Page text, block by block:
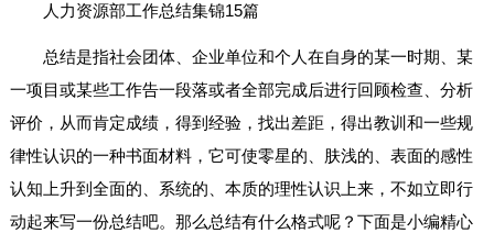
人力资源部工作总结集锦15篇
总结是指社会团体、企业单位和个人在自身的某一时期、某
一项目或某些工作告一段落或者全部完成后进行回顾检查、分析
评价，从而肯定成绩，得到经验，找出差距，得出教训和一些规
律性认识的一种书面材料，它可使零星的、肤浅的、表面的感性
认知上升到全面的、系统的、本质的理性认识上来，不如立即行
动起来写一份总结吧。那么总结有什么格式呢？下面是小编精心